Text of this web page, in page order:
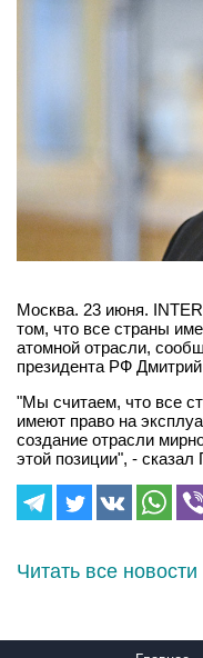
Москва. 23 июня.
том, что все страны
атомной отрасли,
президента РФ
"Мы считаем, что все
имеют право на
создание отрасли
этой позиции", - сказал
Читать все новости